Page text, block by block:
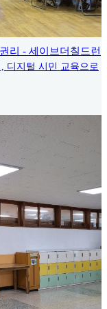
리 - 세이브더칠드런
디지털 시민 교육으로